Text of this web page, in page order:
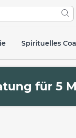
Spirituelles
für 5